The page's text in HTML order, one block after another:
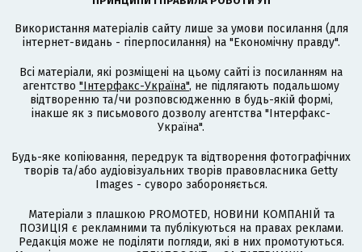
Використання матеріалів сайту лише за умови посилання (для
інтернет-видань - гіперпосилання) на "Економічну правду".
Всі матеріали, які розміщені на цьому сайті із посиланням на
агентство "Інтерфакс-Україна", не підлягають подальшому
відтворенню та/чи розповсюдженню в будь-якій формі,
інакше як з письмового дозволу агентства "Інтерфакс-
Україна".
Будь-яке копіювання, передрук та відтворення фотографічних
творів та/або аудіовізуальних творів правовласника Getty
Images - суворо забороняється.
Матеріали з плашкою PROMOTED, НОВИНИ КОМПАНІЙ та
ПОЗИЦІЯ є рекламними та публікуються на правах реклами.
Редакція може не поділяти погляди, які в них промотуються.